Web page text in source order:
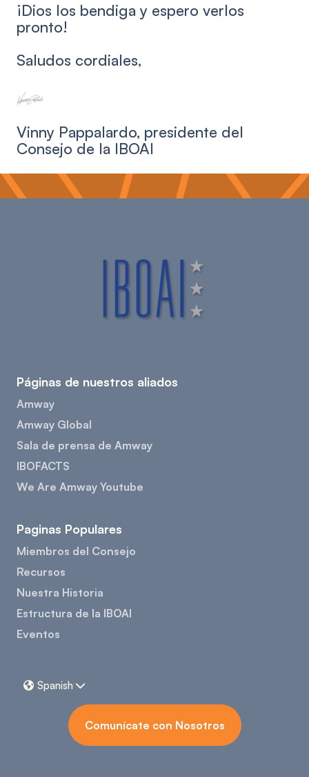
¡Dios los bendiga y espero verlos
pronto!
Saludos cordiales,
Vinny Pappalardo, presidente del
Consejo de la IBOAI
Páginas de nuestros aliados
Amway
Amway Global
Sala de prensa de Amway
IBOFACTS
We Are Amway Youtube
Paginas Populares
Miembros del Consejo
Recursos
Nuestra Historia
Estructura de la IBOAI
Eventos
 Spanish 
Comunícate con Nosotros